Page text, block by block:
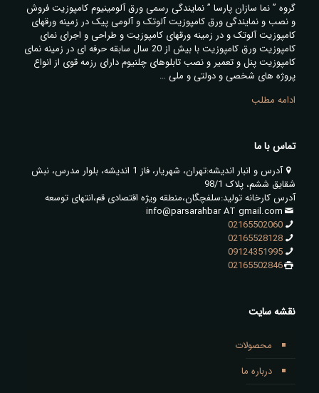
گروه ” نما سازان پارسا ” نمایندگی رسمی ورق آلومینیوم کامپوزیت فروش
و نصب و نمایندگی ورق کامپوزیت آلوتک و آلومی پیک در زمینه ورقهای
کامپوزیت آلوتک و در زمینه ورقهای کامپوزیت و طراحی و اجرای نمای
کامپوزیت ورق کامپوزیت با بیش از 20 سال سابقه حرفه ای در زمینه نمای
کامپوزیت پنل و تعمیر و نصب تابلوهای چلنیوم دارای رزمه قوی از انواع
پروژه های شخصی و دولتی و ملی …
ادامه مطلب
تماس با ما
آدرس و انبار اندیشه:تهران، شهریار، فاز 1 اندیشه، بلوار مدرس، نبش
شقایق ششم، پلاک 98/1
آدرس کارخانه تولید:سلفچگان،منطقه ویژه اقتصادی قم،انتهای توسعه
info@parsarahbar AT gmail.com
02165502060
02165528128
09124351995
02165502846
نقشه سایت
محصولات
درباره ما